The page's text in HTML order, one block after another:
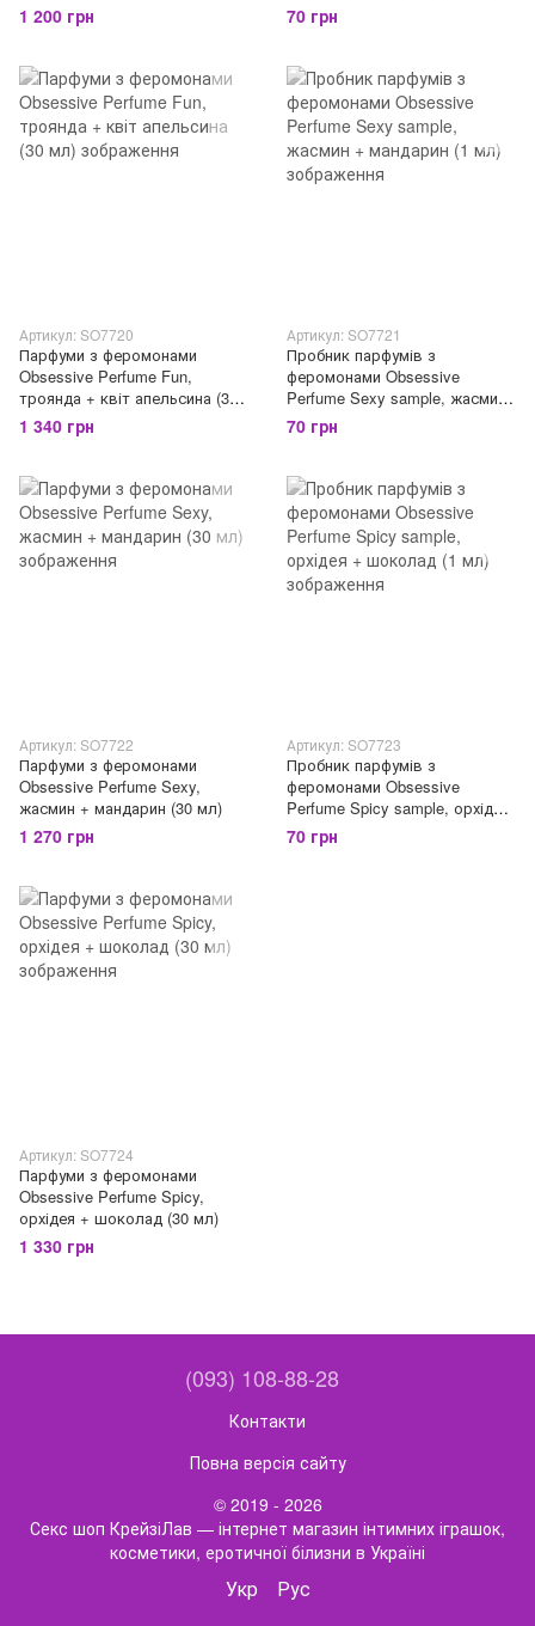
1 200 грн
+ цвіт апельсину (1 мл)
70 грн
Артикул: SO7720
Парфуми з феромонами
Obsessive Perfume Fun,
троянда + квіт апельсина (30
мл)
1 340 грн
Артикул: SO7721
Пробник парфумів з
феромонами Obsessive
Perfume Sexy sample, жасмин
+ мандарин (1 мл)
70 грн
Артикул: SO7722
Парфуми з феромонами
Obsessive Perfume Sexy,
жасмин + мандарин (30 мл)
1 270 грн
Артикул: SO7723
Пробник парфумів з
феромонами Obsessive
Perfume Spicy sample, орхідея
+ шоколад (1 мл)
70 грн
Артикул: SO7724
Парфуми з феромонами
Obsessive Perfume Spicy,
орхідея + шоколад (30 мл)
1 330 грн
(093) 108-88-28
Контакти
Повна версія сайту
© 2019 - 2026
Секс шоп КрейзіЛав — інтернет магазин інтимних іграшок,
косметики, еротичної білизни в Україні
Укр Рус